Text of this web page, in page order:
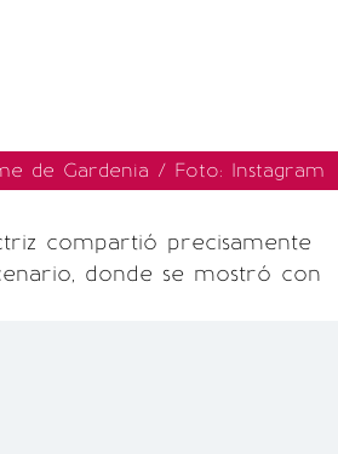
de Gardenia / Foto: Instagram
compartió precisamente
donde se mostró con